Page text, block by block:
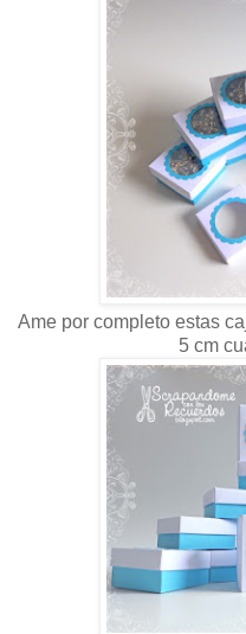
Ame por completo estas
5 cm